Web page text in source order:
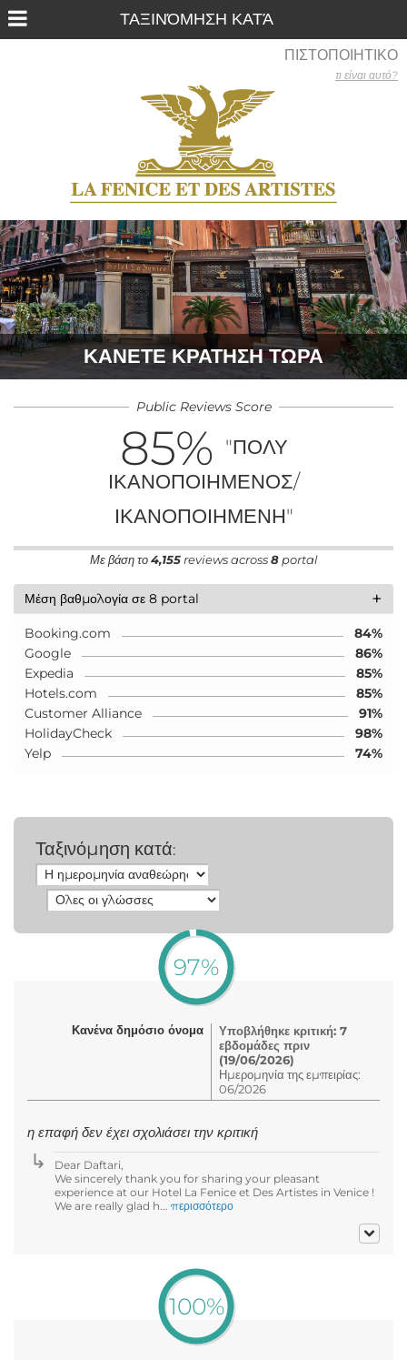
ΚΆΝΕΤΕ ΚΡΆΤΗΣΗ ΤΏΡΑ
Public Reviews Score
85% "ΠΟΛΎ
ΙΚΑΝΟΠΟΙΗΜΈΝΟΣ/
ΙΚΑΝΟΠΟΙΗΜΈΝΗ"
Με βάση το4,155reviews across8portal
+
Μέση βαθμολογία σε 8 portal
Booking.com
84%
Google
86%
Expedia
85%
Hotels.com
85%
Customer Alliance
91%
HolidayCheck
98%
Yelp
74%
Ταξινόμηση κατά:
97%
Κανένα δημόσιο όνομα
Υποβλήθηκε κριτική: 7
εβδομάδες πριν
(19/06/2026)
Ημερομηνία της εμπειρίας:
06/2026
η επαφή δεν έχει σχολιάσει την κριτική
Dear Daftari,
We sincerely thank you for sharing your pleasant
experience at our Hotel La Fenice et Des Artistes in Venice !
We are really glad h... περισσότερο
100%
ΠΙΣΤΟΠΟΙΗΤΙΚΟ
τι είναι αυτό?